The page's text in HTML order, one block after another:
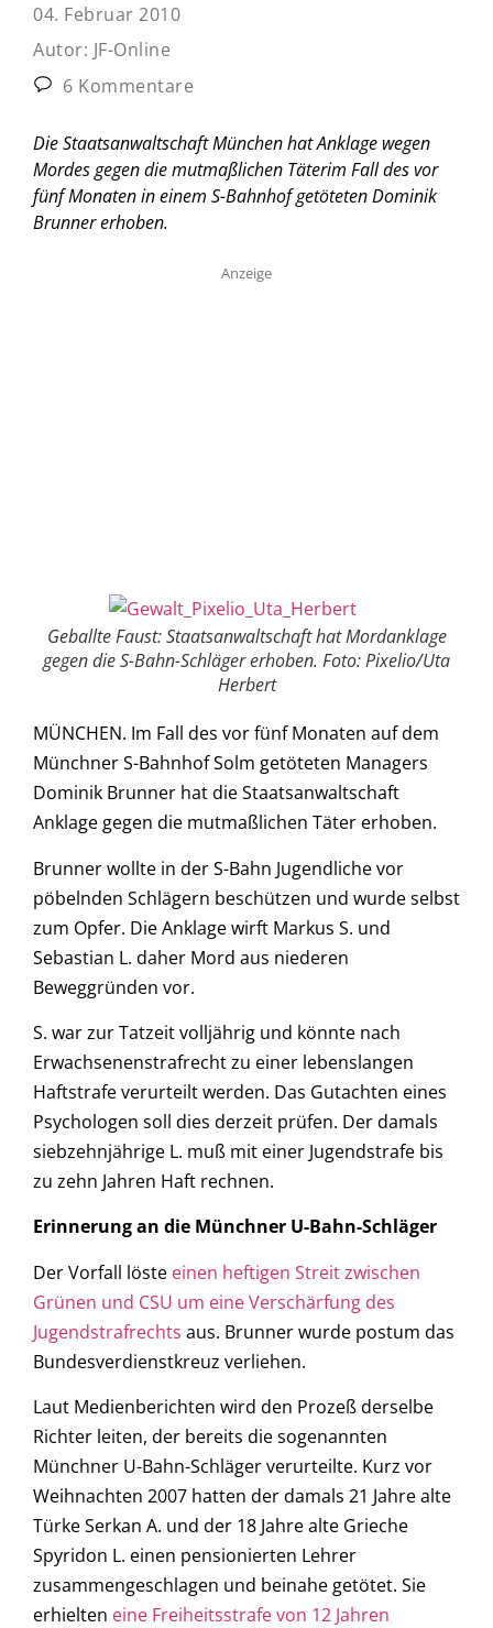
04. Februar 2010
Autor: JF-Online
6 Kommentare
Die Staatsanwaltschaft München hat Anklage wegen
Mordes gegen die mutmaßlichen Täterim Fall des vor
fünf Monaten in einem S-Bahnhof getöteten Dominik
Brunner erhoben.
Anzeige
Geballte Faust: Staatsanwaltschaft hat Mordanklage
gegen die S-Bahn-Schläger erhoben. Foto: Pixelio/Uta
Herbert
MÜNCHEN. Im Fall des vor fünf Monaten auf dem
Münchner S-Bahnhof Solm getöteten Managers
Dominik Brunner hat die Staatsanwaltschaft
Anklage gegen die mutmaßlichen Täter erhoben.
Brunner wollte in der S-Bahn Jugendliche vor
pöbelnden Schlägern beschützen und wurde selbst
zum Opfer. Die Anklage wirft Markus S. und
Sebastian L. daher Mord aus niederen
Beweggründen vor.
S. war zur Tatzeit volljährig und könnte nach
Erwachsenenstrafrecht zu einer lebenslangen
Haftstrafe verurteilt werden. Das Gutachten eines
Psychologen soll dies derzeit prüfen. Der damals
siebzehnjährige L. muß mit einer Jugendstrafe bis
zu zehn Jahren Haft rechnen.
Erinnerung an die Münchner U-Bahn-Schläger
Der Vorfall löste einen heftigen Streit zwischen
Grünen und CSU um eine Verschärfung des
Jugendstrafrechts aus. Brunner wurde postum das
Bundesverdienstkreuz verliehen.
Laut Medienberichten wird den Prozeß derselbe
Richter leiten, der bereits die sogenannten
Münchner U-Bahn-Schläger verurteilte. Kurz vor
Weihnachten 2007 hatten der damals 21 Jahre alte
Türke Serkan A. und der 18 Jahre alte Grieche
Spyridon L. einen pensionierten Lehrer
zusammengeschlagen und beinahe getötet. Sie
erhielten eine Freiheitsstrafe von 12 Jahren